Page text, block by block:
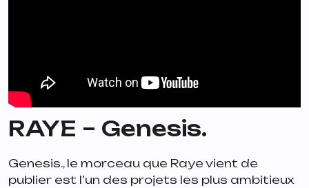
RAYE – Genesis.
Genesis., le morceau que Raye vient de
publier est l’un des projets les plus ambitieux